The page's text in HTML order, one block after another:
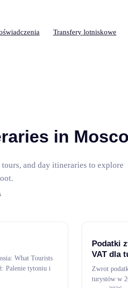
Transfery lotniskowe
in
and day itineraries to explore
What Tourists
Palenie tytoniu i
Podatki
VAT dla
Zwrot
turystów w